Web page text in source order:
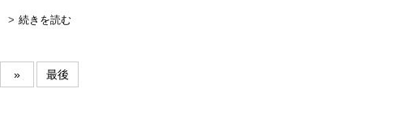
続きを読む
» 最後